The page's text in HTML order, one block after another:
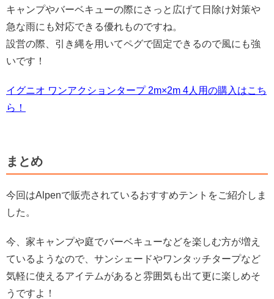
キャンプやバーベキューの際にさっと広げて日除け対策や
急な雨にも対応できる優れものですね。
設営の際、引き縄を用いてペグで固定できるので風にも強
いです！
イグニオ ワンアクションタープ 2m×2m 4人用の購入はこち
ら！
まとめ
今回はAlpenで販売されているおすすめテントをご紹介しま
した。
今、家キャンプや庭でバーベキューなどを楽しむ方が増え
ているようなので、サンシェードやワンタッチタープなど
気軽に使えるアイテムがあると雰囲気も出て更に楽しめそ
うですよ！